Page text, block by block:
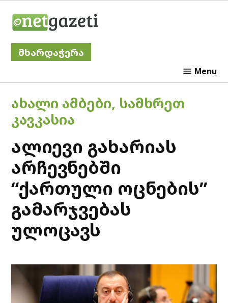
მხარდაჭერა
Menu
POSTED
IN
ᲐᲮᲐᲚᲘ ᲐᲛᲑᲔᲑᲘ, ᲡᲐᲛᲮᲠᲔᲗ
ᲙᲐᲕᲙᲐᲡᲘᲐ
ალიევი გახარიას
არჩევნებში
“ქართული ოცნების”
გამარჯვებას
ულოცავს